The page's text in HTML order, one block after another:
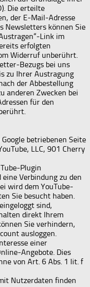
Die erteilte
der E-Mail-Adresse
Newsletters können Sie
Link im
erfolgten
Widerruf unberührt.
Bezugs bei uns
zu Ihrer Austragung
der Abbestellung
anderen Zwecken bei
für den
betriebenen Seite
LLC, 901 Cherry
Plugin
Verbindung zu den
wird dem YouTube-
Sie besucht haben.
sind,
direkt Ihrem
Sie verhindern,
ausloggen.
einer
Angebote. Dies
von Art. 6 Abs. 1 lit. f
Nutzerdaten finden